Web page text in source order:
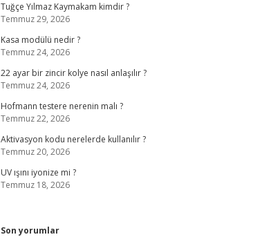
Tuğçe Yılmaz Kaymakam kimdir ?
Temmuz 29, 2026
Kasa modülü nedir ?
Temmuz 24, 2026
22 ayar bir zincir kolye nasıl anlaşılır ?
Temmuz 24, 2026
Hofmann testere nerenin malı ?
Temmuz 22, 2026
Aktivasyon kodu nerelerde kullanılır ?
Temmuz 20, 2026
UV ışını iyonize mi ?
Temmuz 18, 2026
Son yorumlar